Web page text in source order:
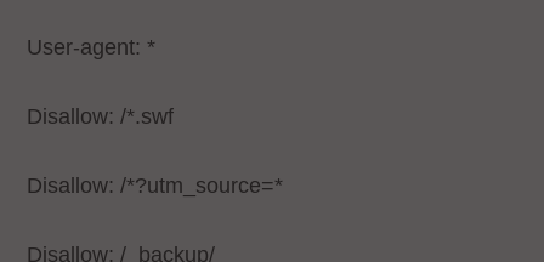
User-agent: *
Disallow: /*.swf
Disallow: /*?utm_source=*
Disallow: /_backup/